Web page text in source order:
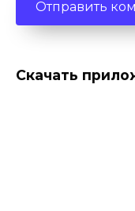
Скачать